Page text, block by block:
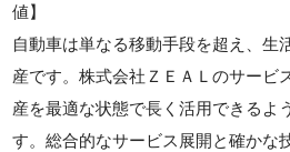
値】
自動車は単なる移動手段を超え、生
産です。株式会社ＺＥＡＬのサービ
産を最適な状態で長く活用できるよ
す。総合的なサービス展開と確かな